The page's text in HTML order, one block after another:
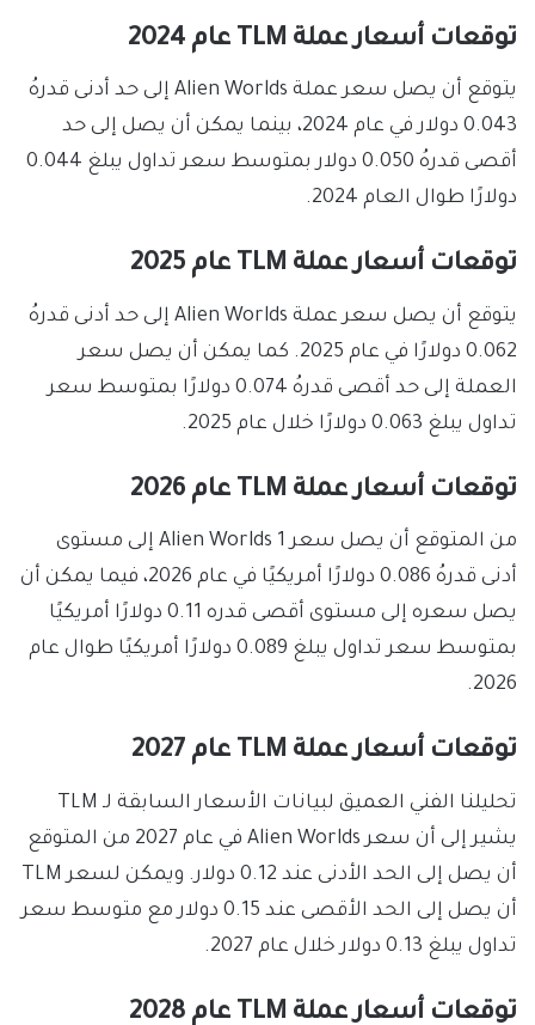
توقعات أسعار عملة TLM عام 2024
يتوقع أن يصل سعر عملة Alien Worlds إلى حد أدنى قدرهُ
0.043 دولار في عام 2024، بينما يمكن أن يصل إلى حد
أقصى قدرهُ 0.050 دولار بمتوسط سعر تداول يبلغ 0.044
دولارًا طوال العام 2024.
توقعات أسعار عملة TLM عام 2025
يتوقع أن يصل سعر عملة Alien Worlds إلى حد أدنى قدرهُ
0.062 دولارًا في عام 2025. كما يمكن أن يصل سعر
العملة إلى حد أقصى قدرهُ 0.074 دولارًا بمتوسط سعر
تداول يبلغ 0.063 دولارًا خلال عام 2025.
توقعات أسعار عملة TLM عام 2026
من المتوقع أن يصل سعر 1 Alien Worlds إلى مستوى
أدنى قدرهُ 0.086 دولارًا أمريكيًا في عام 2026، فيما يمكن أن
يصل سعره إلى مستوى أقصى قدره 0.11 دولارًا أمريكيًا
بمتوسط سعر تداول يبلغ 0.089 دولارًا أمريكيًا طوال عام
2026.
توقعات أسعار عملة TLM عام 2027
تحليلنا الفني العميق لبيانات الأسعار السابقة لـ TLM
يشير إلى أن سعر Alien Worlds في عام 2027 من المتوقع
أن يصل إلى الحد الأدنى عند 0.12 دولار. ويمكن لسعر TLM
أن يصل إلى الحد الأقصى عند 0.15 دولار مع متوسط سعر
تداول يبلغ 0.13 دولار خلال عام 2027.
توقعات أسعار عملة TLM عام 2028